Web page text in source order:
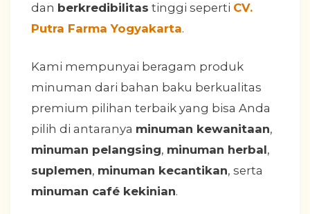
dan berkredibilitas tinggi seperti CV.
Putra Farma Yogyakarta.
Kami mempunyai beragam produk
minuman dari bahan baku berkualitas
premium pilihan terbaik yang bisa Anda
pilih di antaranya minuman kewanitaan,
minuman pelangsing, minuman herbal,
suplemen, minuman kecantikan, serta
minuman café kekinian.